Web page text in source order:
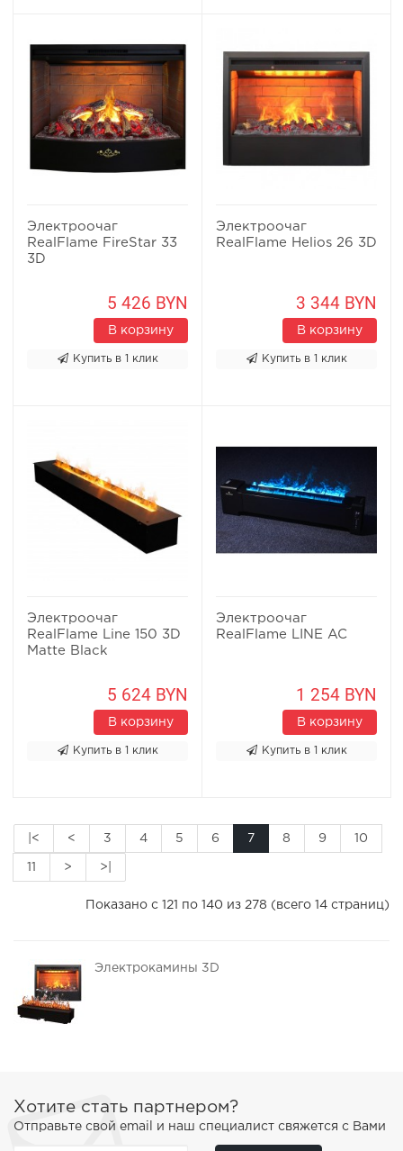
Электроочаг
RealFlame FireStar 33
3D
5 426 BYN
В корзину
Купить в 1 клик
Электроочаг
RealFlame Helios 26 3D
3 344 BYN
В корзину
Купить в 1 клик
Электроочаг
RealFlame Line 150 3D
Matte Black
5 624 BYN
В корзину
Купить в 1 клик
Электроочаг
RealFlame LINE AC
1 254 BYN
В корзину
Купить в 1 клик
|< < 3 4 5 6 7 8 9 10
11 > >|
Показано с 121 по 140 из 278 (всего 14 страниц)
Электрокамины 3D
Хотите стать партнером?
Отправьте свой email и наш специалист свяжется с Вами